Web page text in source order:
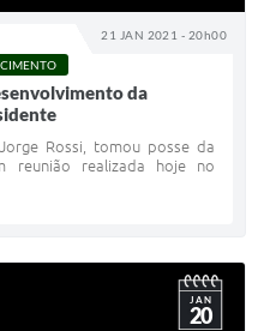
21 JAN 2021 - 20h00
da
Rossi, tomou posse da
reunião realizada hoje no
JAN
20